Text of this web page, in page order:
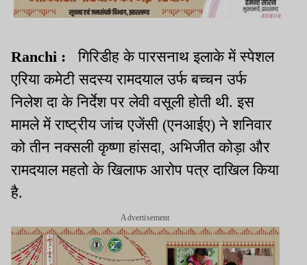
Ranchi :
गिरिडीह के पारसनाथ इलाके में स्पेशल
एरिया कमेटी सदस्य रामदयाल उर्फ बच्चन उर्फ
निलेश दा के निर्देश पर लेवी वसूली होती थी. इस
मामले में राष्ट्रीय जांच एजेंसी (एनआईए) ने शनिवार
को तीन नक्सली कृष्णा हांसदा, अभिजीत कोड़ा और
रामदयाल महतो के खिलाफ आरोप पत्र दाखिल किया
है.
Advertisement